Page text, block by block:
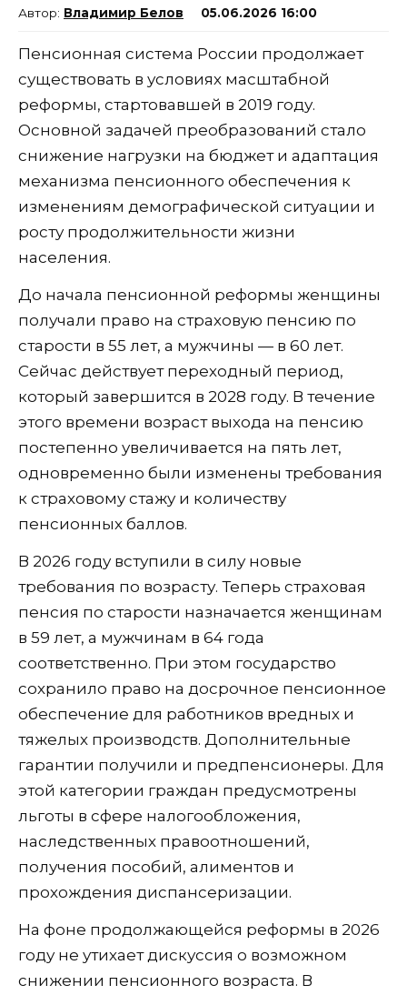
Владимир Белов 05.06.2026 16:00
Пенсионная система России продолжает
существовать в условиях масштабной
реформы, стартовавшей в 2019 году.
Основной задачей преобразований стало
снижение нагрузки на бюджет и адаптация
механизма пенсионного обеспечения к
изменениям демографической ситуации и
росту продолжительности жизни
населения.
До начала пенсионной реформы женщины
получали право на страховую пенсию по
старости в 55 лет, а мужчины — в 60 лет.
Сейчас действует переходный период,
который завершится в 2028 году. В течение
этого времени возраст выхода на пенсию
постепенно увеличивается на пять лет,
одновременно были изменены требования
к страховому стажу и количеству
пенсионных баллов.
В 2026 году вступили в силу новые
требования по возрасту. Теперь страховая
пенсия по старости назначается женщинам
в 59 лет, а мужчинам в 64 года
соответственно. При этом государство
сохранило право на досрочное пенсионное
обеспечение для работников вредных и
тяжелых производств. Дополнительные
гарантии получили и предпенсионеры. Для
этой категории граждан предусмотрены
льготы в сфере налогообложения,
наследственных правоотношений,
получения пособий, алиментов и
прохождения диспансеризации.
На фоне продолжающейся реформы в 2026
году не утихает дискуссия о возможном
снижении пенсионного возраста. В